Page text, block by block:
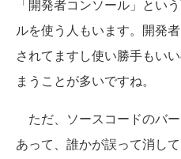
「開発者コンソール」とい
ルを使う人もいます。開発
されてますし使い勝手もい
まうことが多いですね。
ただ、ソースコードのバ
あって、誰かが誤って消し